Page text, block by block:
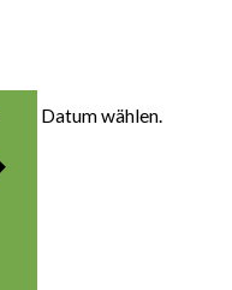
Datum wählen.